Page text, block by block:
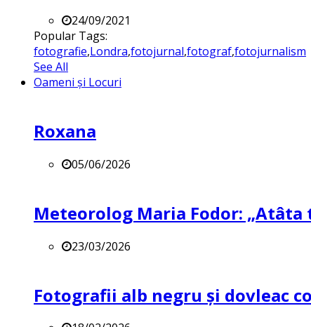
24/09/2021
Popular Tags:
fotografie,Londra,fotojurnal,fotograf,fotojurnalism
See All
Oameni și Locuri
Roxana
05/06/2026
Meteorolog Maria Fodor:
23/03/2026
Fotografii alb negru și dovleac